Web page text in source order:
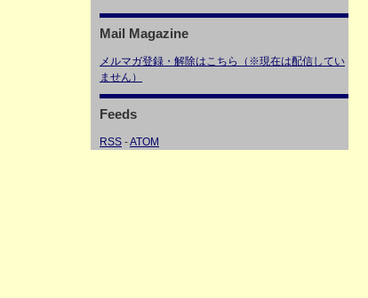
Mail Magazine
メルマガ登録・解除はこちら（※現在は配信してい
ません）
Feeds
RSS -ATOM